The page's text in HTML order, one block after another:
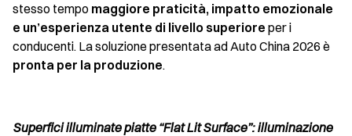
stesso tempo maggiore praticità, impatto emozionale
e un’esperienza utente di livello superiore per i
conducenti. La soluzione presentata ad Auto China 2026 è
pronta per la produzione.
Superfici illuminate piatte “Flat Lit Surface”: illuminazione